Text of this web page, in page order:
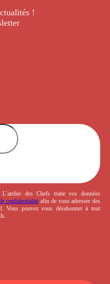
!
.
des Chefs traite vos données
confidentialité afin de vous adresser des
Vous pouvez vous désabonner à tout